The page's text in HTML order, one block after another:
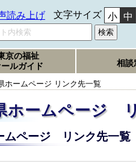
読み上げ 文字サイズ 小 中
京の福祉
ルガイド
相談
ホームページ リンク先一覧
ホームページ
ムページ リンク先一覧